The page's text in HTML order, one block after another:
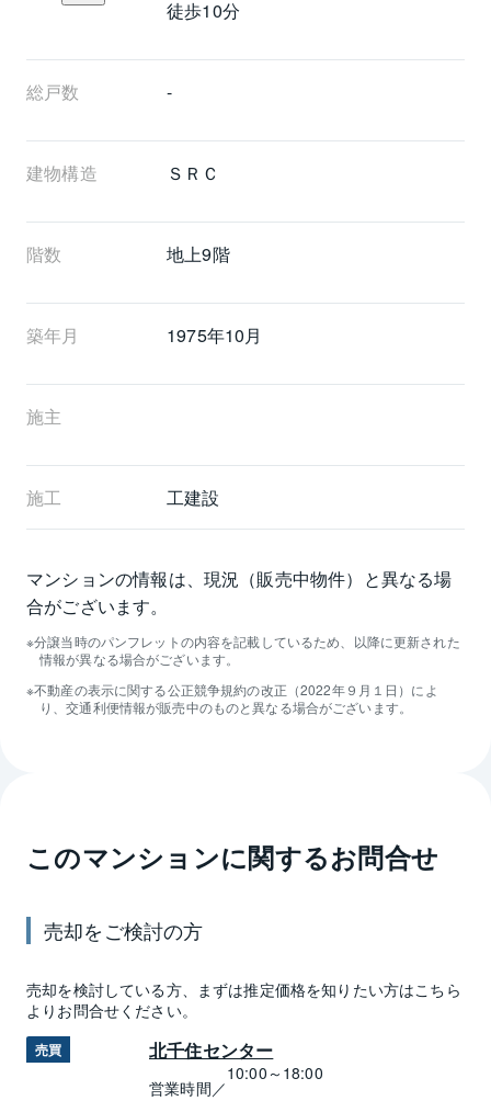
徒歩10分
総戸数 -
建物構造 ＳＲＣ
階数 地上9階
築年月 1975年10月
施主
施工 工建設
マンションの情報は、現況（販売中物件）と異なる場
合がございます。
分譲当時のパンフレットの内容を記載しているため、以降に更新された
情報が異なる場合がございます。
不動産の表示に関する公正競争規約の改正（2022年９月１日）によ
り、交通利便情報が販売中のものと異なる場合がございます。
このマンションに関するお問合せ
売却をご検討の方
売却を検討している方、まずは推定価格を知りたい方はこちら
よりお問合せください。
売買 北千住センター
営業時間／
10:00～18:00